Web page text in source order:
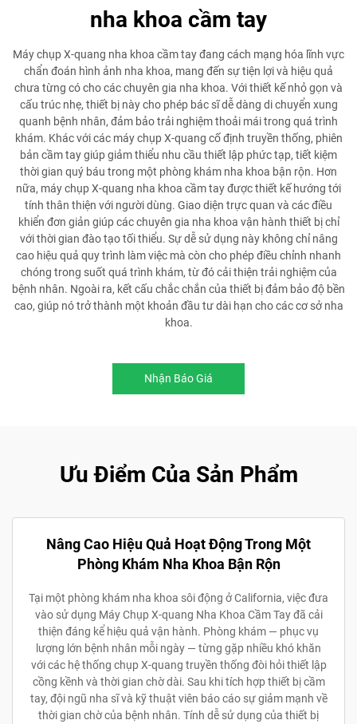
nha khoa cầm tay
Máy chụp X-quang nha khoa cầm tay đang cách mạng hóa lĩnh vực
chẩn đoán hình ảnh nha khoa, mang đến sự tiện lợi và hiệu quả
chưa từng có cho các chuyên gia nha khoa. Với thiết kế nhỏ gọn và
cấu trúc nhẹ, thiết bị này cho phép bác sĩ dễ dàng di chuyển xung
quanh bệnh nhân, đảm bảo trải nghiệm thoải mái trong quá trình
khám. Khác với các máy chụp X-quang cố định truyền thống, phiên
bản cầm tay giúp giảm thiểu nhu cầu thiết lập phức tạp, tiết kiệm
thời gian quý báu trong một phòng khám nha khoa bận rộn. Hơn
nữa, máy chụp X-quang nha khoa cầm tay được thiết kế hướng tới
tính thân thiện với người dùng. Giao diện trực quan và các điều
khiển đơn giản giúp các chuyên gia nha khoa vận hành thiết bị chỉ
với thời gian đào tạo tối thiểu. Sự dễ sử dụng này không chỉ nâng
cao hiệu quả quy trình làm việc mà còn cho phép điều chỉnh nhanh
chóng trong suốt quá trình khám, từ đó cải thiện trải nghiệm của
bệnh nhân. Ngoài ra, kết cấu chắc chắn của thiết bị đảm bảo độ bền
cao, giúp nó trở thành một khoản đầu tư dài hạn cho các cơ sở nha
khoa.
Nhận Báo Giá
Ưu Điểm Của Sản Phẩm
Nâng Cao Hiệu Quả Hoạt Động Trong Một
Phòng Khám Nha Khoa Bận Rộn
Tại một phòng khám nha khoa sôi động ở California, việc đưa
vào sử dụng Máy Chụp X-quang Nha Khoa Cầm Tay đã cải
thiện đáng kể hiệu quả vận hành. Phòng khám — phục vụ
lượng lớn bệnh nhân mỗi ngày — từng gặp nhiều khó khăn
với các hệ thống chụp X-quang truyền thống đòi hỏi thiết lập
cồng kềnh và thời gian chờ dài. Sau khi tích hợp thiết bị cầm
tay, đội ngũ nha sĩ và kỹ thuật viên báo cáo sự giảm mạnh về
thời gian chờ của bệnh nhân. Tính dễ sử dụng của thiết bị